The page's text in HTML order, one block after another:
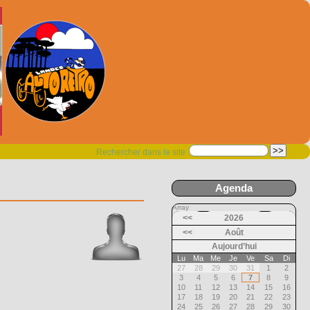
Rechercher dans le site
Agenda
Array
<<
2026
<<
Août
Aujourd’hui
Lu Ma Me Je Ve Sa
Di
27
28 29 30 31 1
2
3
4 5 6 7 8
9
10
11 12 13 14 15
16
17
18 19 20 21 22
23
24
25 26 27 28 29 30